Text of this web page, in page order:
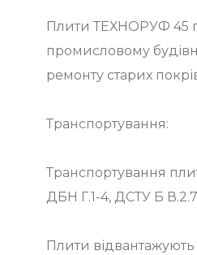
Плити ТЕХНОРУФ 45
промисловому
ремонту старих
Транспортування:
Транспортування
ДБН Г.1-4, ДСТУ Б
Плити